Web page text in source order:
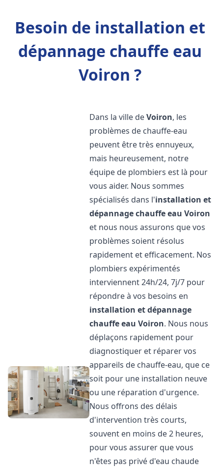
Besoin de installation et
dépannage chauffe eau
Voiron ?
Dans la ville deVoiron, les
problèmes de chauffe-eau
peuvent être très ennuyeux,
mais heureusement, notre
équipe de plombiers est là pour
vous aider. Nous sommes
spécialisés dans l'installation et
dépannage chauffe eau Voiron
et nous nous assurons que vos
problèmes soient résolus
rapidement et efficacement. Nos
plombiers expérimentés
interviennent 24h/24, 7j/7 pour
répondre à vos besoins en
installation et dépannage
chauffe eau Voiron. Nous nous
déplaçons rapidement pour
diagnostiquer et réparer vos
appareils de chauffe-eau, que ce
soit pour une installation neuve
ou une réparation d'urgence.
Nous offrons des délais
d'intervention très courts,
souvent en moins de 2 heures,
pour vous assurer que vous
n'êtes pas privé d'eau chaude